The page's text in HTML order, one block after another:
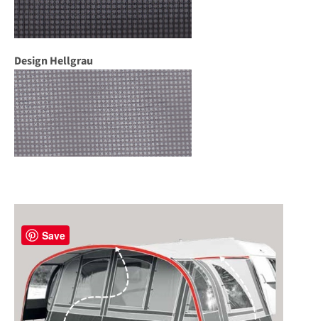
Design Hellgrau
Save